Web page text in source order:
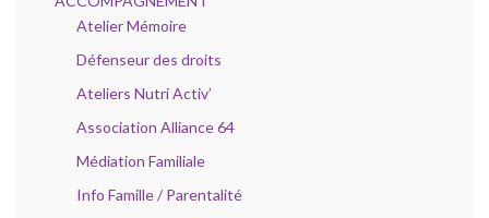
Atelier Mémoire
Défenseur des droits
Ateliers Nutri Activ’
Association Alliance 64
Médiation Familiale
Info Famille / Parentalité